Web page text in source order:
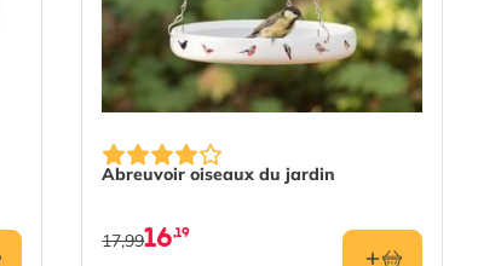
Abreuvoir oiseaux du jardin
16,19
17,99